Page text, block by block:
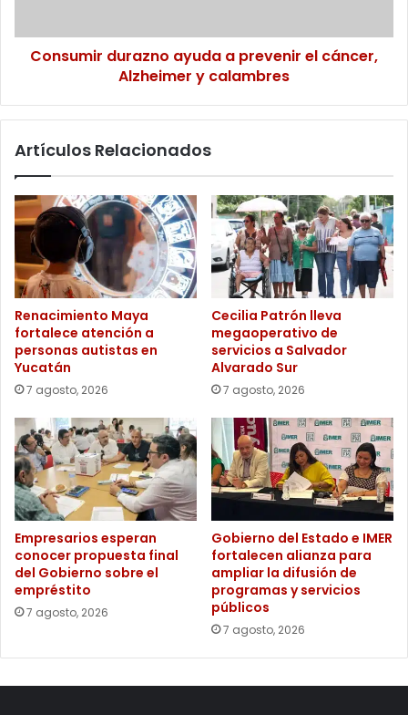
y
calambres
Consumir durazno ayuda a prevenir el cáncer,
Alzheimer y calambres
Artículos Relacionados
Renacimiento Maya
fortalece atención a
personas autistas en
Yucatán
7 agosto, 2026
Cecilia Patrón lleva
megaoperativo de
servicios a Salvador
Alvarado Sur
7 agosto, 2026
Empresarios esperan
conocer propuesta final
del Gobierno sobre el
empréstito
7 agosto, 2026
Gobierno del Estado e IMER
fortalecen alianza para
ampliar la difusión de
programas y servicios
públicos
7 agosto, 2026